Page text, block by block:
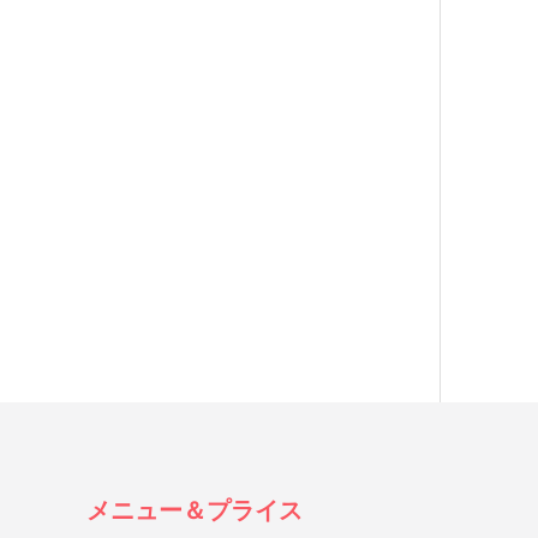
メニュー＆プライス